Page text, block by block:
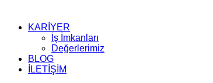
KARİYER
İş İmkanları
Değerlerimiz
BLOG
İLETİŞİM